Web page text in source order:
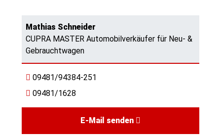
Mathias Schneider
CUPRA MASTER Automobilverkäufer für Neu- &
Gebrauchtwagen
09481/94384-251
09481/1628
E-Mail senden